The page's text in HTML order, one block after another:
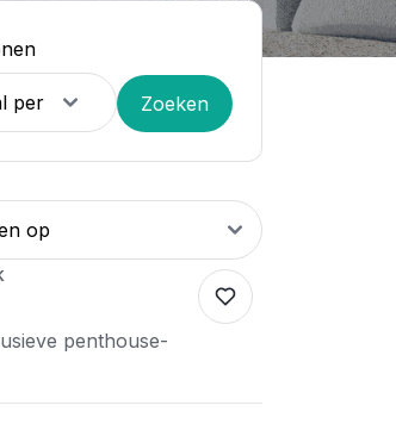
Zoeken
penthouse-